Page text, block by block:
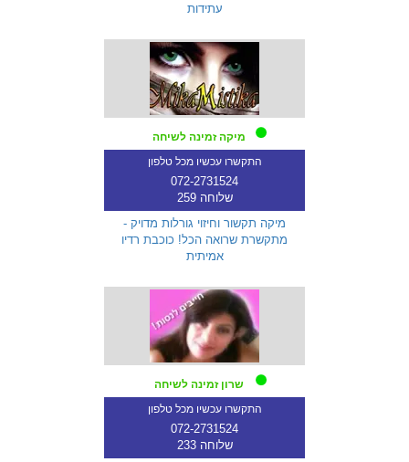
עתידות
מיקה זמינה לשיחה
התקשרו עכשיו מכל טלפון
072-2731524
שלוחה 259
מיקה תקשור וחיזוי גורלות מדויק -
מתקשרת שרואה הכל! כוכבת רדיו
אמיתית
שרון זמינה לשיחה
התקשרו עכשיו מכל טלפון
072-2731524
שלוחה 233